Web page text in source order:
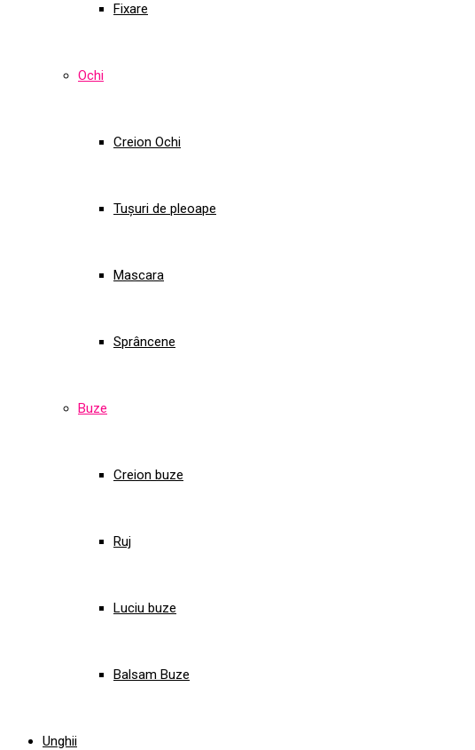
Fixare
Ochi
Creion Ochi
Tușuri de pleoape
Mascara
Sprâncene
Buze
Creion buze
Ruj
Luciu buze
Balsam Buze
Unghii